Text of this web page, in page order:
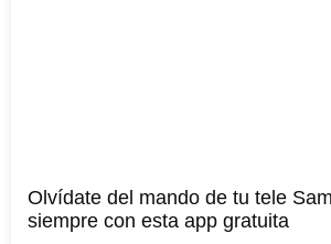
Olvídate del mando de tu tele
siempre con esta app gratuita